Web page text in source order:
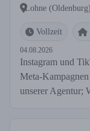
Lohne (Oldenburg)
Vollzeit
04.08.2026
Instagram und
Meta-
unserer Agentur;